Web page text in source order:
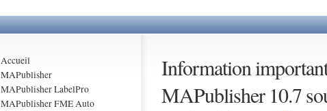
Accueil
MAPublisher
MAPublisher LabelPro
MAPublisher FME Auto
Information
MAPublisher 10.7